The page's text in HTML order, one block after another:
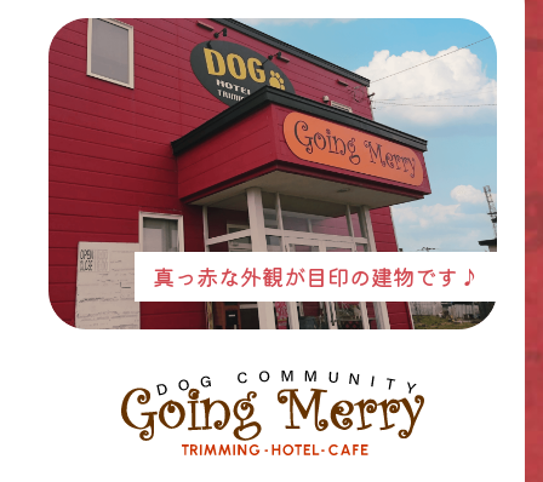
真っ赤な外観が目印の建物です♪